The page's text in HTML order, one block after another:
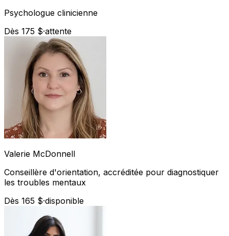
Psychologue clinicienne
Dès 175 $·attente
Valerie McDonnell
Conseillère d'orientation, accréditée pour diagnostiquer
les troubles mentaux
Dès 165 $·disponible